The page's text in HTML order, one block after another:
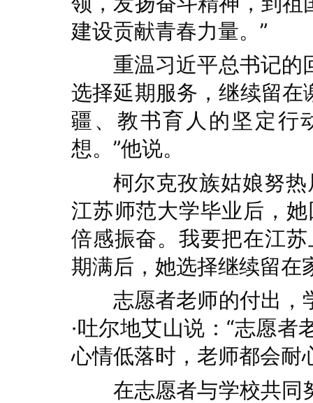
建设贡献青春力量。”
重温习近平总书记的
选择延期服务，继续留
疆、教书育人的坚定行
想。”他说。
柯尔克孜族姑娘努
江苏师范大学毕业后，
倍感振奋。我要把在江
期满后，她选择继续留在
志愿者老师的付出，
·吐尔地艾山说：“志愿
心情低落时，老师都会耐
在志愿者与学校共同